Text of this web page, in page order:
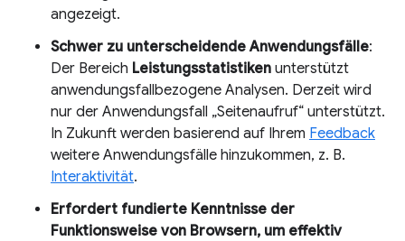
angezeigt.
Schwer zu unterscheidende Anwendungsfälle:
Der Bereich Leistungsstatistiken unterstützt
anwendungsfallbezogene Analysen. Derzeit wird
nur der Anwendungsfall „Seitenaufruf“ unterstützt.
In Zukunft werden basierend auf Ihrem Feedback
weitere Anwendungsfälle hinzukommen, z. B.
Interaktivität.
Erfordert fundierte Kenntnisse der
Funktionsweise von Browsern, um effektiv